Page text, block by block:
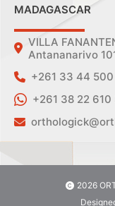
MADAGASCAR
VILLA
Antananarivo
+261 33 44
+261 38 22
2026